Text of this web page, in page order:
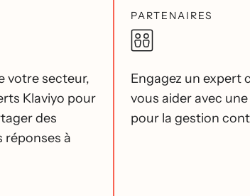
votre secteur,
Klaviyo pour
des
à
PARTENAIRES
Engagez un expert
vous aider avec
pour la gestion